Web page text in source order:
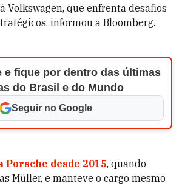
Volkswagen, que enfrenta desafios
informou a Bloomberg.
e fique por dentro das últimas
do Brasil e do Mundo
Seguir no Google
Porsche desde 2015, quando
Müller, e manteve o cargo mesmo